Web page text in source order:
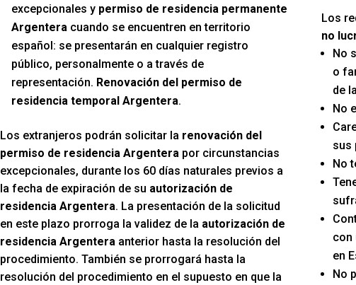
excepcionales y permiso de residencia permanente
Argentera cuando se encuentren en territorio
español: se presentarán en cualquier registro
público, personalmente o a través de
representación. Renovación del permiso de
residencia temporal Argentera.
Los extranjeros podrán solicitar la renovación del
permiso de residencia Argentera por circunstancias
excepcionales, durante los 60 días naturales previos a
la fecha de expiración de su autorización de
residencia Argentera. La presentación de la solicitud
en este plazo prorroga la validez de la autorización de
residencia Argentera anterior hasta la resolución del
procedimiento. También se prorrogará hasta la
resolución del procedimiento en el supuesto en que la
Los
no
No
o
de
No
sus
No
con
en
No